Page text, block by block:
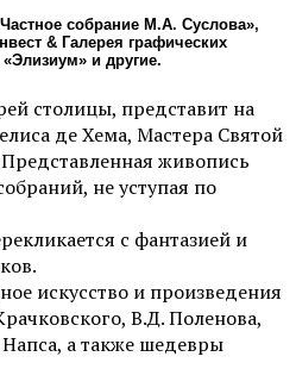
собрание М.А. Суслова»,
& Галерея графических
и другие.
столицы, представит на
де Хема, Мастера Святой
живопись
не уступая по
с фантазией и
искусство и произведения
В.Д. Поленова,
а также шедевры